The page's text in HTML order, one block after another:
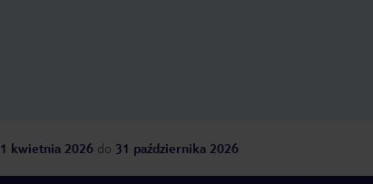
1 kwietnia 2026 do 31 października 2026